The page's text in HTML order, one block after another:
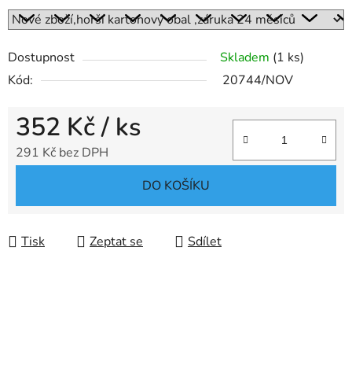
Dostupnost Skladem (1 ks)
Kód:
20744/NOV
352 Kč/ ks
291 Kč bez DPH
DO KOŠÍKU
Tisk Zeptat se Sdílet